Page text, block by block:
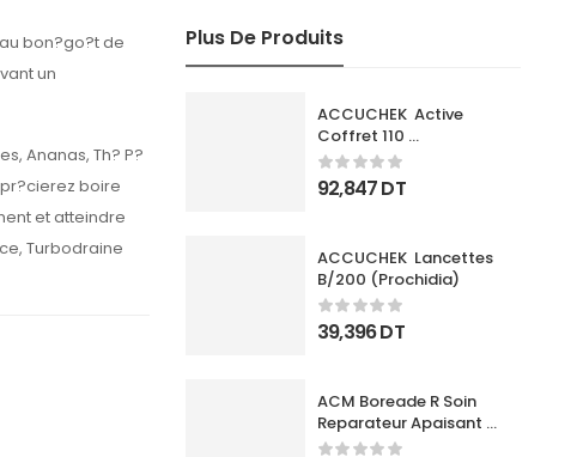
Plus De Produits
ACCUCHEK  Active
Coffret 110
Bandlettes+Appareil
92,847DT
ACCUCHEK  Lancettes
B/200 (Prochidia)
39,396DT
ACM Boreade R Soin
Reparateur Apaisant
40Ml
bon?go?t de
un
Ananas, Th? P?
boire
et atteindre
Turbodraine